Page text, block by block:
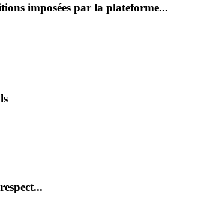
imposées par la plateforme...